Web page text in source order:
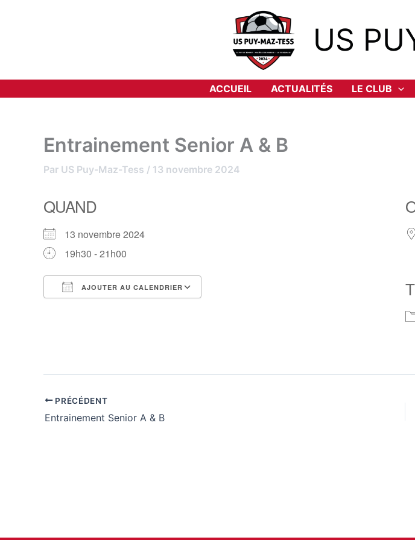
US
ACCUEIL ACTUALITÉS LE CLUB
Entrainement Senior A & B
Par US Puy-Maz-Tess / 13 novembre 2024
QUAND
13 novembre 2024
19h30 - 21h00
AJOUTER AU CALENDRIER
PRÉCÉDENT
Entrainement Senior A & B